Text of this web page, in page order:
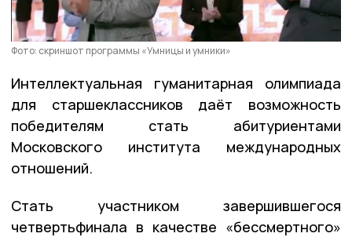
Фото: скриншот программы «Умницы и умники»
Интеллектуальная гуманитарная олимпиада
для старшеклассников даёт возможность
победителям стать абитуриентами
Московского института международных
отношений.
Стать участником завершившегося
четвертьфинала в качестве «бессмертного»